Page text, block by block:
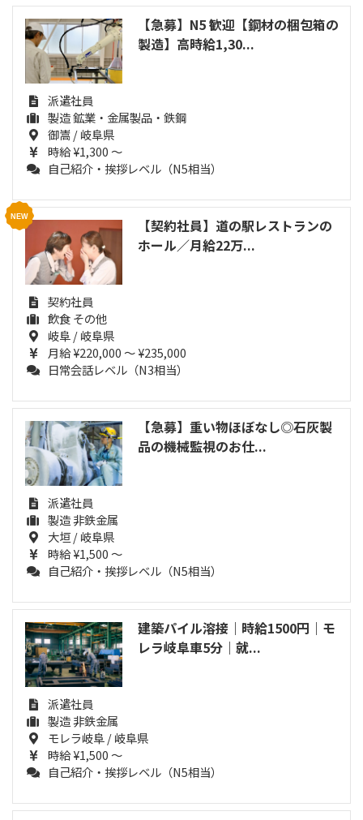
【急募】N5 歓迎【鋼材の梱包箱の
製造】高時給1,30...
派遣社員
製造 鉱業・金属製品・鉄鋼
御嵩 / 岐阜県
時給 ¥1,300 ～
自己紹介・挨拶レベル（N5相当）
【契約社員】道の駅レストランの
ホール／月給22万...
契約社員
飲食 その他
岐阜 / 岐阜県
月給 ¥220,000 ～ ¥235,000
日常会話レベル（N3相当）
【急募】重い物ほぼなし◎石灰製
品の機械監視のお仕...
派遣社員
製造 非鉄金属
大垣 / 岐阜県
時給 ¥1,500 ～
自己紹介・挨拶レベル（N5相当）
建築パイル溶接｜時給1500円｜モ
レラ岐阜車5分｜就...
派遣社員
製造 非鉄金属
モレラ岐阜 / 岐阜県
時給 ¥1,500 ～
自己紹介・挨拶レベル（N5相当）